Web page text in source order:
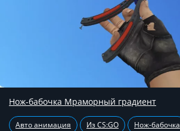
Нож-бабочка Мраморный градиент
Авто анимация Из CS:GO Нож-бабочка